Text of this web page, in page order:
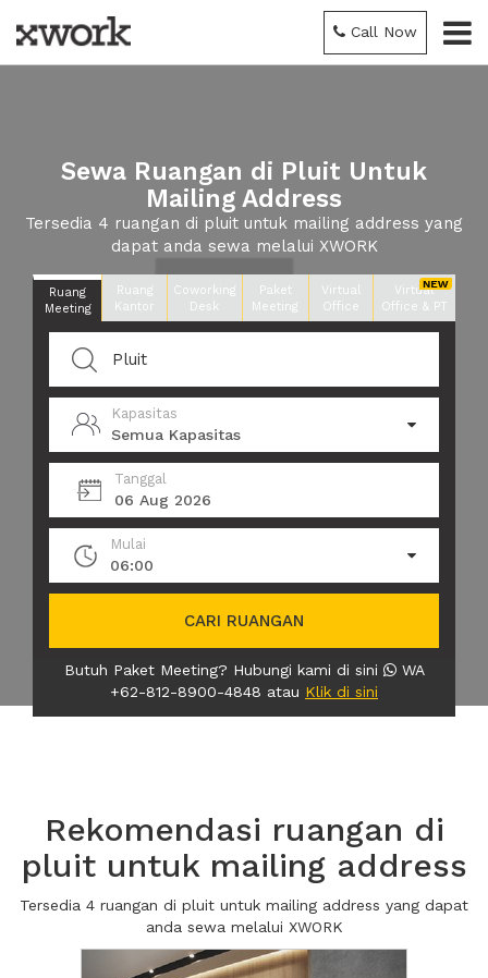
Call Now
Sewa Ruangan di Pluit Untuk
Mailing Address
Tersedia 4 ruangan di pluit untuk mailing address yang
dapat anda sewa melalui XWORK
Ruang
Meeting
Ruang
Kantor
Coworking
Desk
Paket
Meeting
Virtual
Office
Virtual
Office & PT
Kapasitas
Semua Kapasitas
Tanggal
06 Aug 2026
Mulai
06:00
CARI RUANGAN
Butuh Paket Meeting? Hubungi kami di sini
WA
+62-812-8900-4848 atau Klik di sini
Rekomendasi ruangan di
pluit untuk mailing address
Tersedia 4 ruangan di pluit untuk mailing address yang dapat
anda sewa melalui XWORK
Previous